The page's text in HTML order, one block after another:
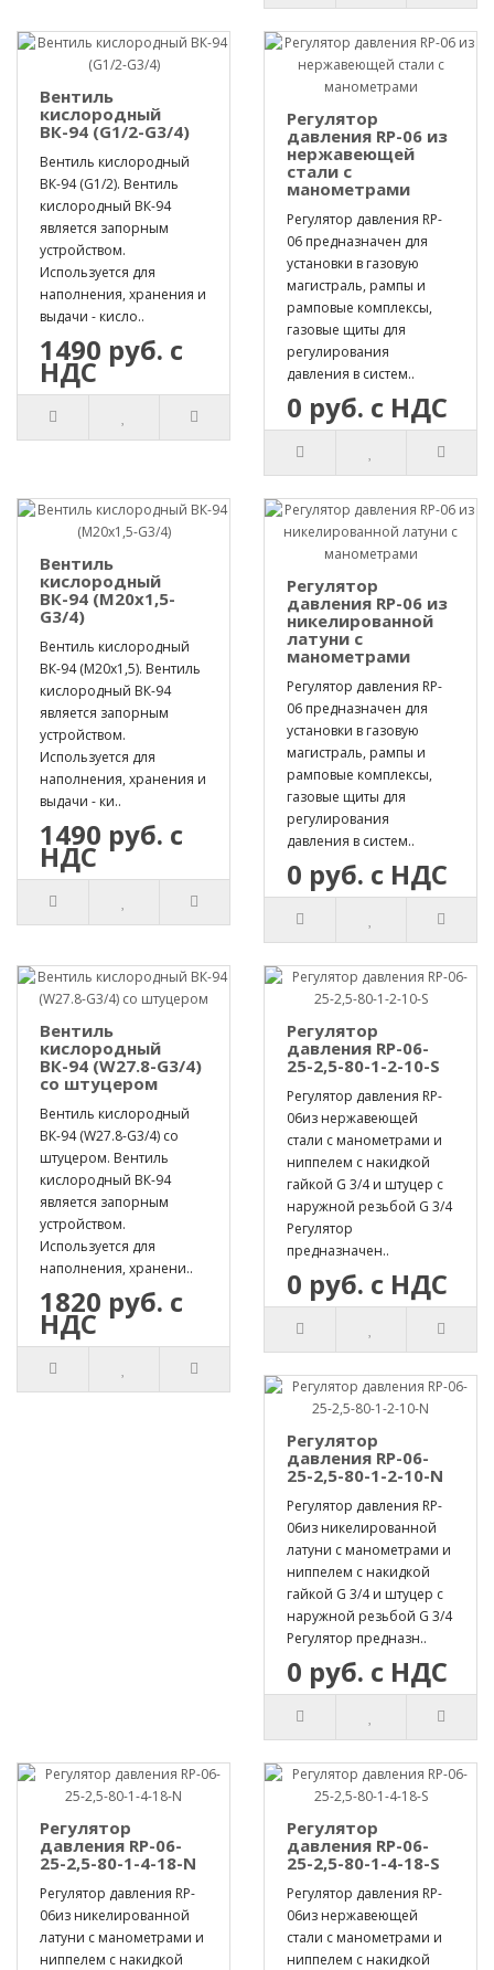
Вентиль
кислородный
ВК-94 (G1/2-G3/4)
Вентиль кислородный
ВК-94 (G1/2). Вентиль
кислородный ВК-94
является запорным
устройством.
Используется для
наполнения, хранения и
выдачи - кисло..
1490 руб. с
НДС
Регулятор
давления RP-06 из
нержавеющей
стали с
манометрами
Регулятор давления RP-
06 предназначен для
установки в газовую
магистраль, рампы и
рамповые комплексы,
газовые щиты для
регулирования
давления в систем..
0 руб. с НДС
Вентиль
кислородный
ВК-94 (М20х1,5-
G3/4)
Вентиль кислородный
ВК-94 (М20х1,5). Вентиль
кислородный ВК-94
является запорным
устройством.
Используется для
наполнения, хранения и
выдачи - ки..
1490 руб. с
НДС
Регулятор
давления RP-06 из
никелированной
латуни с
манометрами
Регулятор давления RP-
06 предназначен для
установки в газовую
магистраль, рампы и
рамповые комплексы,
газовые щиты для
регулирования
давления в систем..
0 руб. с НДС
Вентиль
кислородный
ВК-94 (W27.8-G3/4)
со штуцером
Вентиль кислородный
ВК-94 (W27.8-G3/4) со
штуцером. Вентиль
кислородный ВК-94
является запорным
устройством.
Используется для
наполнения, хранени..
1820 руб. с
НДС
Регулятор
давления RP-06-
25-2,5-80-1-2-10-S
Регулятор давления RP-
06из нержавеющей
стали с манометрами и
ниппелем с накидкой
гайкой G 3/4 и штуцер с
наружной резьбой G 3/4
Регулятор
предназначен..
0 руб. с НДС
Регулятор
давления RP-06-
25-2,5-80-1-2-10-N
Регулятор давления RP-
06из никелированной
латуни с манометрами и
ниппелем с накидкой
гайкой G 3/4 и штуцер с
наружной резьбой G 3/4
Регулятор предназн..
0 руб. с НДС
Регулятор
давления RP-06-
25-2,5-80-1-4-18-N
Регулятор давления RP-
06из никелированной
латуни с манометрами и
ниппелем с накидкой
Регулятор
давления RP-06-
25-2,5-80-1-4-18-S
Регулятор давления RP-
06из нержавеющей
стали с манометрами и
ниппелем с накидкой